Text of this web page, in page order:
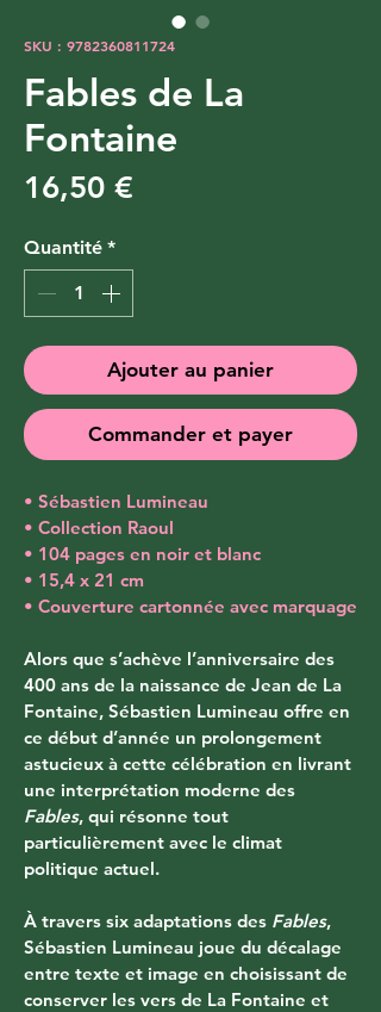
SKU : 9782360811724
Fables de La
Fontaine
16,50 €
Quantité *
Ajouter au panier
Commander et payer
• Sébastien Lumineau
• Collection Raoul
• 104 pages en noir et blanc
• 15,4 x 21 cm
• Couverture cartonnée avec marquage
Alors que s’achève l’anniversaire des
400 ans de la naissance de Jean de La
Fontaine, Sébastien Lumineau offre en
ce début d’année un prolongement
astucieux à cette célébration en livrant
une interprétation moderne des
Fables, qui résonne tout
particulièrement avec le climat
politique actuel.
À travers six adaptations des Fables,
Sébastien Lumineau joue du décalage
entre texte et image en choisissant de
conserver les vers de La Fontaine et